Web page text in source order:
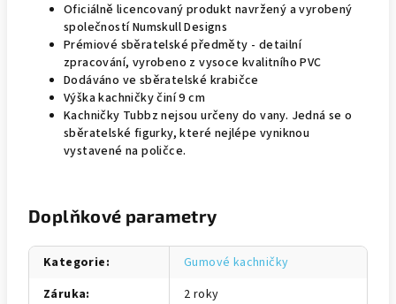
Oficiálně licencovaný produkt navržený a vyrobený
společností Numskull Designs
Prémiové sběratelské předměty - detailní
zpracování, vyrobeno z vysoce kvalitního PVC
Dodáváno ve sběratelské krabičce
Výška kachničky činí 9 cm
Kachničky Tubbz nejsou určeny do vany. Jedná se o
sběratelské figurky, které nejlépe vyniknou
vystavené na poličce.
Doplňkové parametry
Kategorie:
Gumové kachničky
Záruka:
2 roky